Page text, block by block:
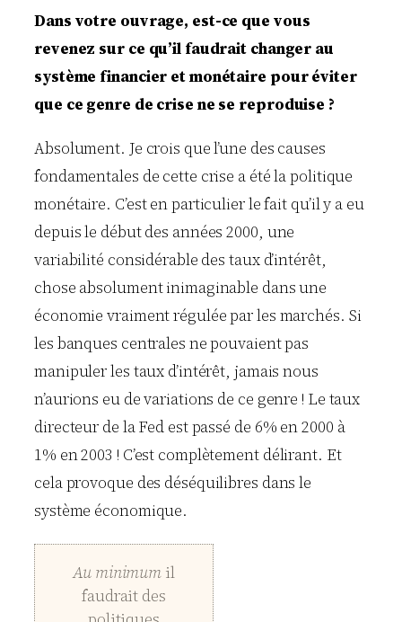
Dans votre ouvrage, est-ce que vous
revenez sur ce qu’il faudrait changer au
système financier et monétaire pour éviter
que ce genre de crise ne se reproduise ?
Absolument. Je crois que l’une des causes
fondamentales de cette crise a été la politique
monétaire. C’est en particulier le fait qu’il y a eu
depuis le début des années 2000, une
variabilité considérable des taux d’intérêt,
chose absolument inimaginable dans une
économie vraiment régulée par les marchés. Si
les banques centrales ne pouvaient pas
manipuler les taux d’intérêt, jamais nous
n’aurions eu de variations de ce genre ! Le taux
directeur de la Fed est passé de 6% en 2000 à
1% en 2003 ! C’est complètement délirant. Et
cela provoque des déséquilibres dans le
système économique.
Au minimum il
faudrait des